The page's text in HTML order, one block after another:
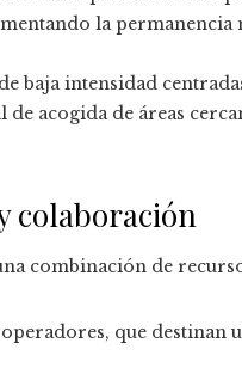
la permanencia
baja intensidad
acogida de áreas
colaboración
combinación de
que destinan